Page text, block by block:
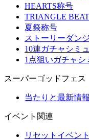
HEARTS称号
TRIANGLE
夏祭称号
ストーリーダン
10連ガチャシミュ
1点狙いガチャシ
スーパーゴッドフェス
当たりと最新情報
イベント関連
リセットイベント